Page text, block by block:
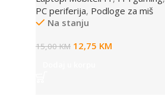
PC periferija, Podloge za miš
Na stanju
15,00KM 12,75 KM